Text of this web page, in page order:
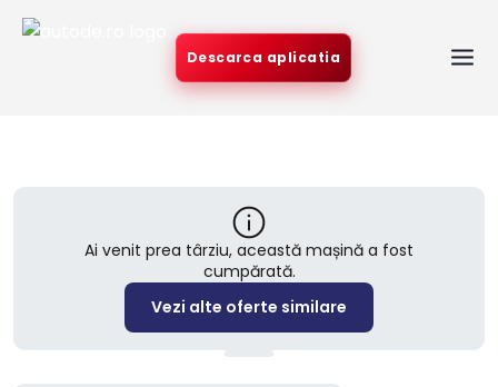
Descarca aplicatia
Ai venit prea târziu, această mașină a fost
cumpărată.
Vezi alte oferte similare